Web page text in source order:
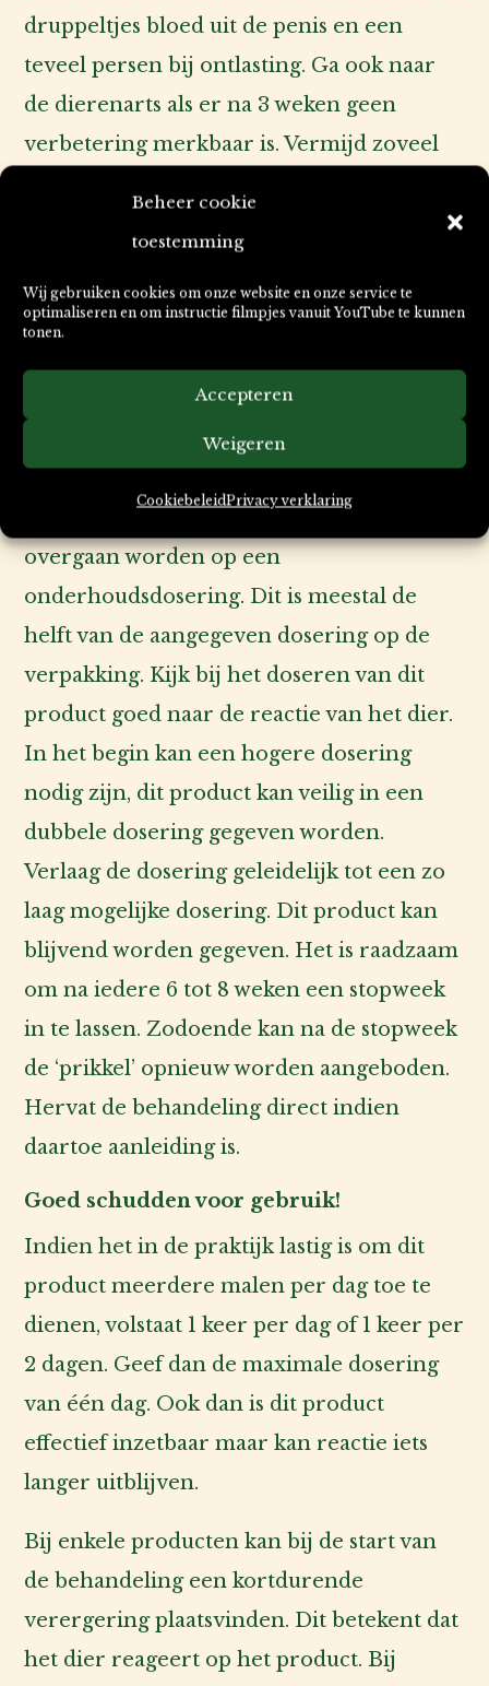
Beheer cookie
toestemming
Wij gebruiken cookies om onze website en onze service te
optimaliseren en om instructie filmpjes vanuit YouTube te kunnen
tonen.
Accepteren
Weigeren
CookiebeleidPrivacy verklaring
druppeltjes bloed uit de penis en een
teveel persen bij ontlasting. Ga ook naar
de dierenarts als er na 3 weken geen
verbetering merkbaar is. Vermijd zoveel
In een acute situatie is de duur van de
behandeling relatief kort. Dit kan variëren
verbetering nog enige dagen door met
toediening van dit product. Bij langdurig
overgaan worden op een
onderhoudsdosering. Dit is meestal de
helft van de aangegeven dosering op de
verpakking. Kijk bij het doseren van dit
product goed naar de reactie van het dier.
In het begin kan een hogere dosering
nodig zijn, dit product kan veilig in een
dubbele dosering gegeven worden.
Verlaag de dosering geleidelijk tot een zo
laag mogelijke dosering. Dit product kan
blijvend worden gegeven. Het is raadzaam
om na iedere 6 tot 8 weken een stopweek
in te lassen. Zodoende kan na de stopweek
de ‘prikkel’ opnieuw worden aangeboden.
Hervat de behandeling direct indien
daartoe aanleiding is.
Goed schudden voor gebruik!
Indien het in de praktijk lastig is om dit
product meerdere malen per dag toe te
dienen, volstaat 1 keer per dag of 1 keer per
2 dagen. Geef dan de maximale dosering
van één dag. Ook dan is dit product
effectief inzetbaar maar kan reactie iets
langer uitblijven.
Bij enkele producten kan bij de start van
de behandeling een kortdurende
verergering plaatsvinden. Dit betekent dat
het dier reageert op het product. Bij